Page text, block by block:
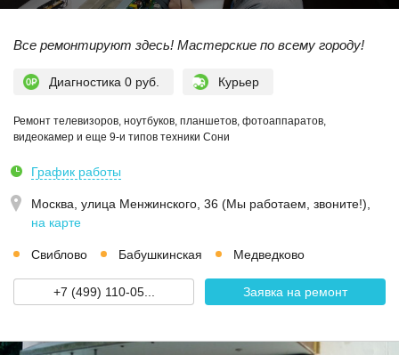
Все ремонтируют здесь! Мастерские по всему городу!
Диагностика 0 руб. Курьер
Ремонт телевизоров, ноутбуков, планшетов, фотоаппаратов,
видеокамер и еще 9-и типов техники Сони
График работы
Москва, улица Менжинского, 36 (Мы работаем, звоните!)
на карте
Свиблово Бабушкинская Медведково
+7 (499) 110-05... Заявка на ремонт